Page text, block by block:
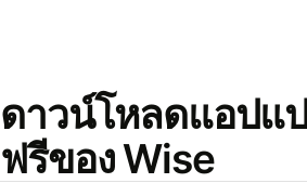
ดาวน์โหลดแอปแ
ฟรีของ Wise